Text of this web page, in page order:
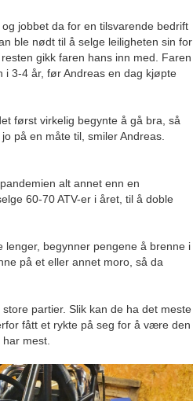
jobbet da for en tilsvarende bedrift
ble nødt til å selge leiligheten sin for
gikk faren hans inn med. Faren
i 3-4 år, før Andreas en dag kjøpte
først virkelig begynte å gå bra, så
på en måte til, smiler Andreas.
alt annet enn en
60-70 ATV-er i året, til å doble
lenger, begynner pengene å brenne i
på et eller annet moro, så da
partier. Slik kan de ha det meste
fått et rykte på seg for å være den
har mest.